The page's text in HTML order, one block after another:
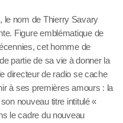
le nom de Thierry Savary
Figure emblématique de
cet homme de
partie de sa vie à donner la
directeur de radio se cache
à ses premières amours : la
nouveau titre intitulé «
le cadre du nouveau